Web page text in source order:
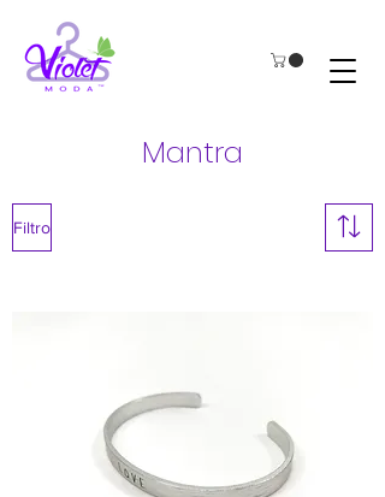
Mantra
Filtro